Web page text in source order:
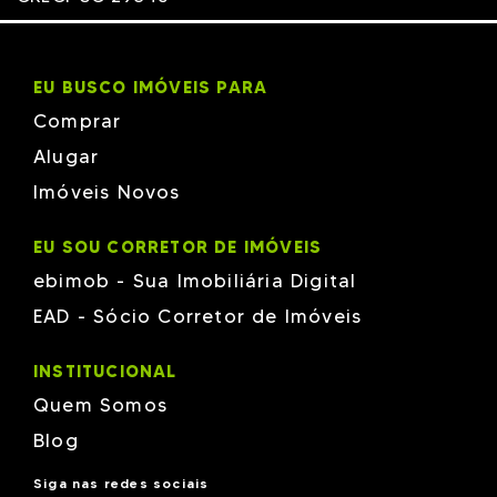
SERRA JUVEVÊ
THE EDGE
THE SAND
TOKAII RESIDENCE
TREND HOME SOHO
VIBE
VIGO
VIVA CURITIBA
VOYANT
WEST SIDE
Plaenge
PORTO CAMARGO
Pride Construtora
R. Gubert
R.GUBERT
R3
Rottas
SWELL
TM3
WEEFOR
Z15
EU BUSCO IMÓVEIS PARA
Comprar
Alugar
Imóveis Novos
EU SOU CORRETOR DE IMÓVEIS
ebimob - Sua Imobiliária Digital
EAD - Sócio Corretor de Imóveis
INSTITUCIONAL
Quem Somos
Blog
Siga nas redes sociais